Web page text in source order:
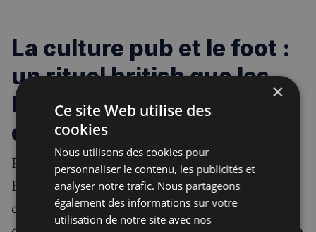
La culture pub et le foot :
un rituel british que les
Français adorent (ou
détestent)
Pour les nouveaux arrivants français au
Royaume-Uni, regarder un match de football
dans un pub anglais peut être une révélation —
×
Ce site Web utilise des
cookies
Nous utilisons des cookies pour
personnaliser le contenu, les publicités et
analyser notre trafic. Nous partageons
également des informations sur votre
utilisation de notre site avec nos